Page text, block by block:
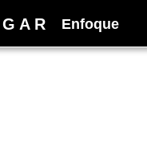
G A R Enfoque